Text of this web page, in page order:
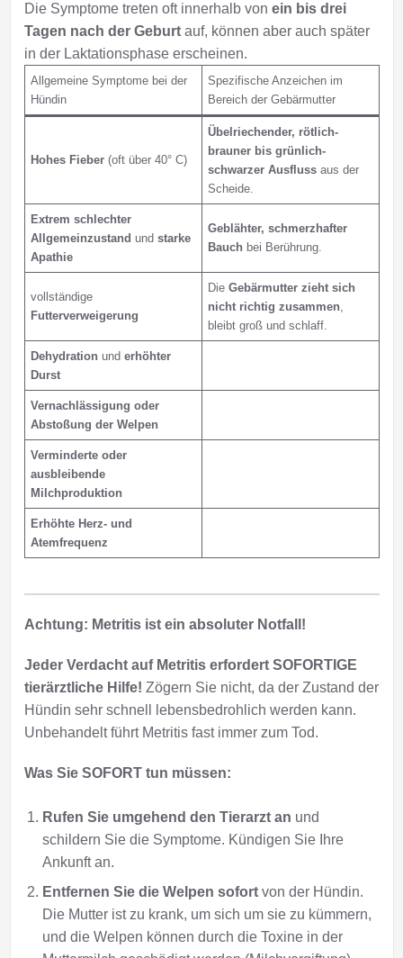
Die Symptome treten oft innerhalb von ein bis drei
Tagen nach der Geburtauf, können aber auch später
in der Laktationsphase erscheinen.
Allgemeine Symptome bei der
Hündin
Spezifische Anzeichen im
Bereich der Gebärmutter
Hohes Fieber (oft über 40° C)
Übelriechender, rötlich-
brauner bis grünlich-
schwarzer Ausfluss aus der
Scheide.
Extrem schlechter
Allgemeinzustand undstarke
Apathie
Geblähter, schmerzhafter
Bauch bei Berührung.
vollständige
Futterverweigerung
DieGebärmutter zieht sich
nicht richtig zusammen,
bleibt groß und schlaff.
Dehydration underhöhter
Durst
Vernachlässigung oder
Abstoßung der Welpen
Verminderte oder
ausbleibende
Milchproduktion
Erhöhte Herz- und
Atemfrequenz
Achtung: Metritis ist ein absoluter Notfall!
Jeder Verdacht auf Metritis erfordert SOFORTIGE
tierärztliche Hilfe! Zögern Sie nicht, da der Zustand der
Hündin sehr schnell lebensbedrohlich werden kann.
Unbehandelt führt Metritis fast immer zum Tod.
Was Sie SOFORT tun müssen:
Rufen Sie umgehend den Tierarzt an und
schildern Sie die Symptome. Kündigen Sie Ihre
Ankunft an.
Entfernen Sie die Welpen sofortvon der Hündin.
Die Mutter ist zu krank, um sich um sie zu kümmern,
und die Welpen können durch die Toxine in der